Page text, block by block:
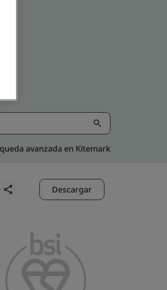
avanzada en Kitemark
Descargar